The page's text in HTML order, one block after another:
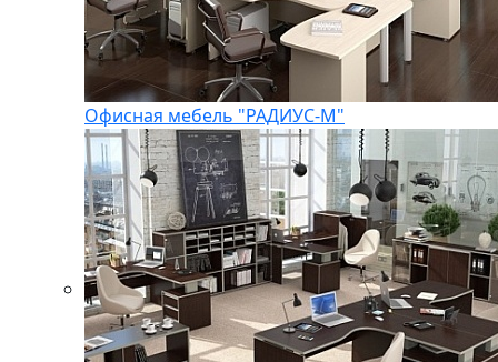
Офисная мебель "РАДИУС-М"